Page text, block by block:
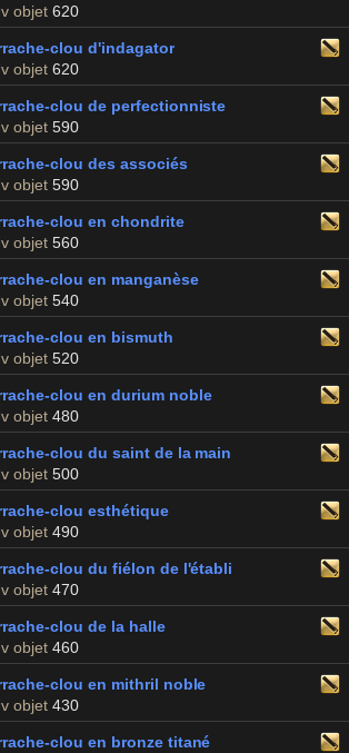
objet 620
clou d'indagator
objet 620
clou de perfectionniste
objet 590
clou des associés
objet 590
clou en chondrite
objet 560
clou en manganèse
objet 540
clou en bismuth
objet 520
clou en durium noble
objet 480
clou du saint de la main
objet 500
clou esthétique
objet 490
clou du fiélon de l'établi
objet 470
clou de la halle
objet 460
clou en mithril noble
objet 430
clou en bronze titané